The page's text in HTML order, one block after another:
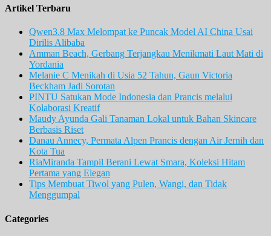
Artikel Terbaru
Qwen3.8 Max Melompat ke Puncak Model AI China Usai
Dirilis Alibaba
Amman Beach, Gerbang Terjangkau Menikmati Laut Mati di
Yordania
Melanie C Menikah di Usia 52 Tahun, Gaun Victoria
Beckham Jadi Sorotan
PINTU Satukan Mode Indonesia dan Prancis melalui
Kolaborasi Kreatif
Maudy Ayunda Gali Tanaman Lokal untuk Bahan Skincare
Berbasis Riset
Danau Annecy, Permata Alpen Prancis dengan Air Jernih dan
Kota Tua
RiaMiranda Tampil Berani Lewat Smara, Koleksi Hitam
Pertama yang Elegan
Tips Membuat Tiwol yang Pulen, Wangi, dan Tidak
Menggumpal
Categories